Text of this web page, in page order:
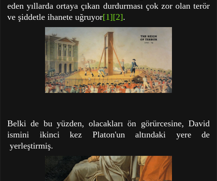
eden yıllarda ortaya çıkan durdurması çok zor olan terör
ve şiddetle ihanete uğruyor[1][2].
Belki de bu yüzden, olacakları ön görürcesine, David
ismini ikinci kez Platon'un altındaki yere de
yerleştirmiş.